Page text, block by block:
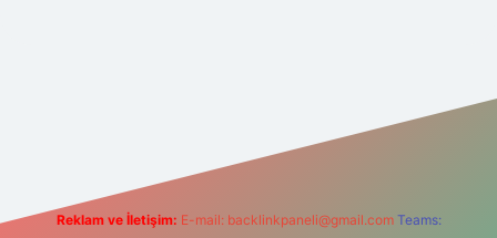
Reklam ve İletişim: E-mail: backlinkpaneli@gmail.com Teams: